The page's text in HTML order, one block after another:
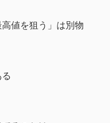
高値を狙う」は別物